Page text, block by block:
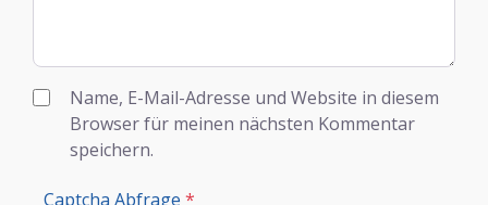
Name, E-Mail-Adresse und Website in diesem
Browser für meinen nächsten Kommentar
speichern.
Captcha Abfrage *